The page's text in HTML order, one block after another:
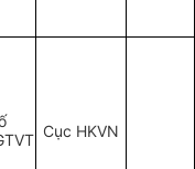
Cục HKVN